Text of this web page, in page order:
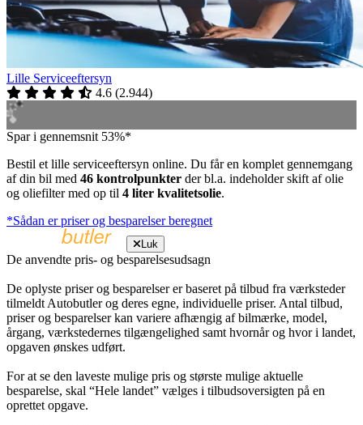
Lille Serviceeftersyn
4.6 (2.944)
Spar i gennemsnit 53%*
Bestil et lille serviceeftersyn online. Du får en komplet gennemgang
af din bil med 46 kontrolpunkter der bl.a. indeholder skift af olie
og oliefilter med op til 4 liter kvalitetsolie.
*Sådan er priser og besparelser beregnet
Luk
De anvendte pris- og besparelsesudsagn
De oplyste priser og besparelser er baseret på tilbud fra værksteder
tilmeldt Autobutler og deres egne, individuelle priser. Antal tilbud,
priser og besparelser kan variere afhængig af bilmærke, model,
årgang, værkstedernes tilgængelighed samt hvornår og hvor i landet,
opgaven ønskes udført.
For at se den laveste mulige pris og største mulige aktuelle
besparelse, skal “Hele landet” vælges i tilbudsoversigten på en
oprettet opgave.